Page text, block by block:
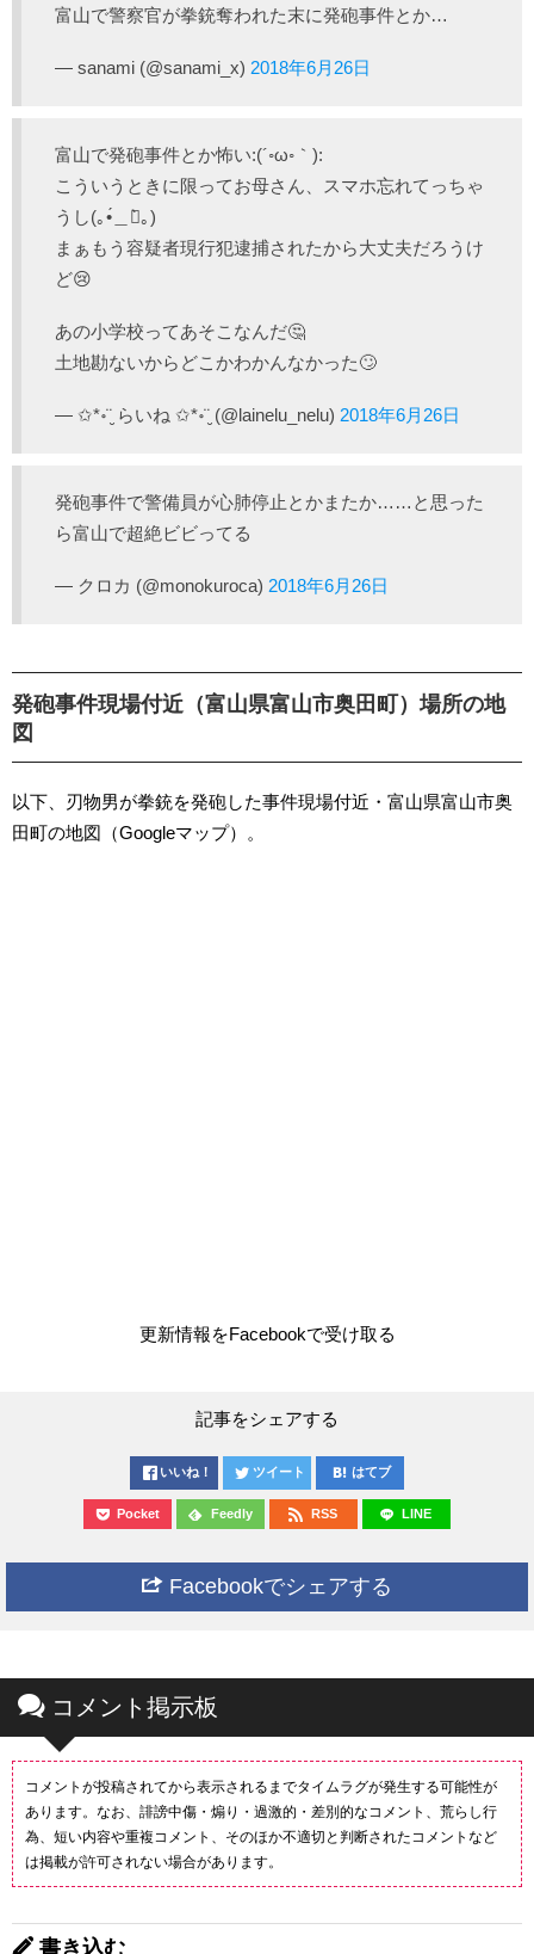
富山で警察官が拳銃奪われた末に発砲事件とか…
— sanami (@sanami_x) 2018年6月26日
富山で発砲事件とか怖い:(´◦ω◦｀):
こういうときに限ってお母さん、スマホ忘れてっちゃ
うし(｡•́＿ก̀｡)
まぁもう容疑者現行犯逮捕されたから大丈夫だろうけ
ど😢
あの小学校ってあそこなんだ🤔
土地勘ないからどこかわかんなかった🙄
— ✩*॰¨̮ らいね ✩*॰¨̮ (@lainelu_nelu) 2018年6月26日
発砲事件で警備員が心肺停止とかまたか……と思った
ら富山で超絶ビビってる
— クロカ (@monokuroca) 2018年6月26日
発砲事件現場付近（富山県富山市奥田町）場所の地
図
以下、刃物男が拳銃を発砲した事件現場付近・富山県富山市奥
田町の地図（Googleマップ）。
更新情報をFacebookで受け取る
記事をシェアする
いいね！ ツイート はてブ
Pocket Feedly RSS LINE
Facebookでシェアする
コメント掲示板
コメントが投稿されてから表示されるまでタイムラグが発生する可能性が
あります。なお、誹謗中傷・煽り・過激的・差別的なコメント、荒らし行
為、短い内容や重複コメント、そのほか不適切と判断されたコメントなど
は掲載が許可されない場合があります。
書き込む